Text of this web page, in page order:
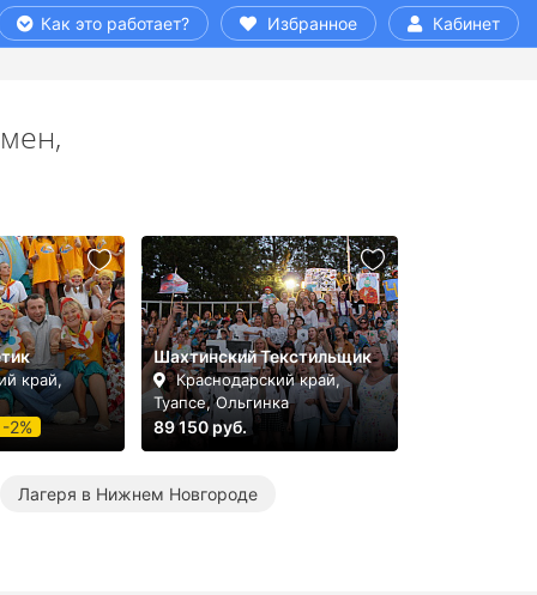
Как это работает? Избранное Кабинет
край,
-2%
Шахтинский Текстильщик
Краснодарский край,
Туапсе, Ольгинка
89 150 руб.
Лагеря в Нижнем Новгороде